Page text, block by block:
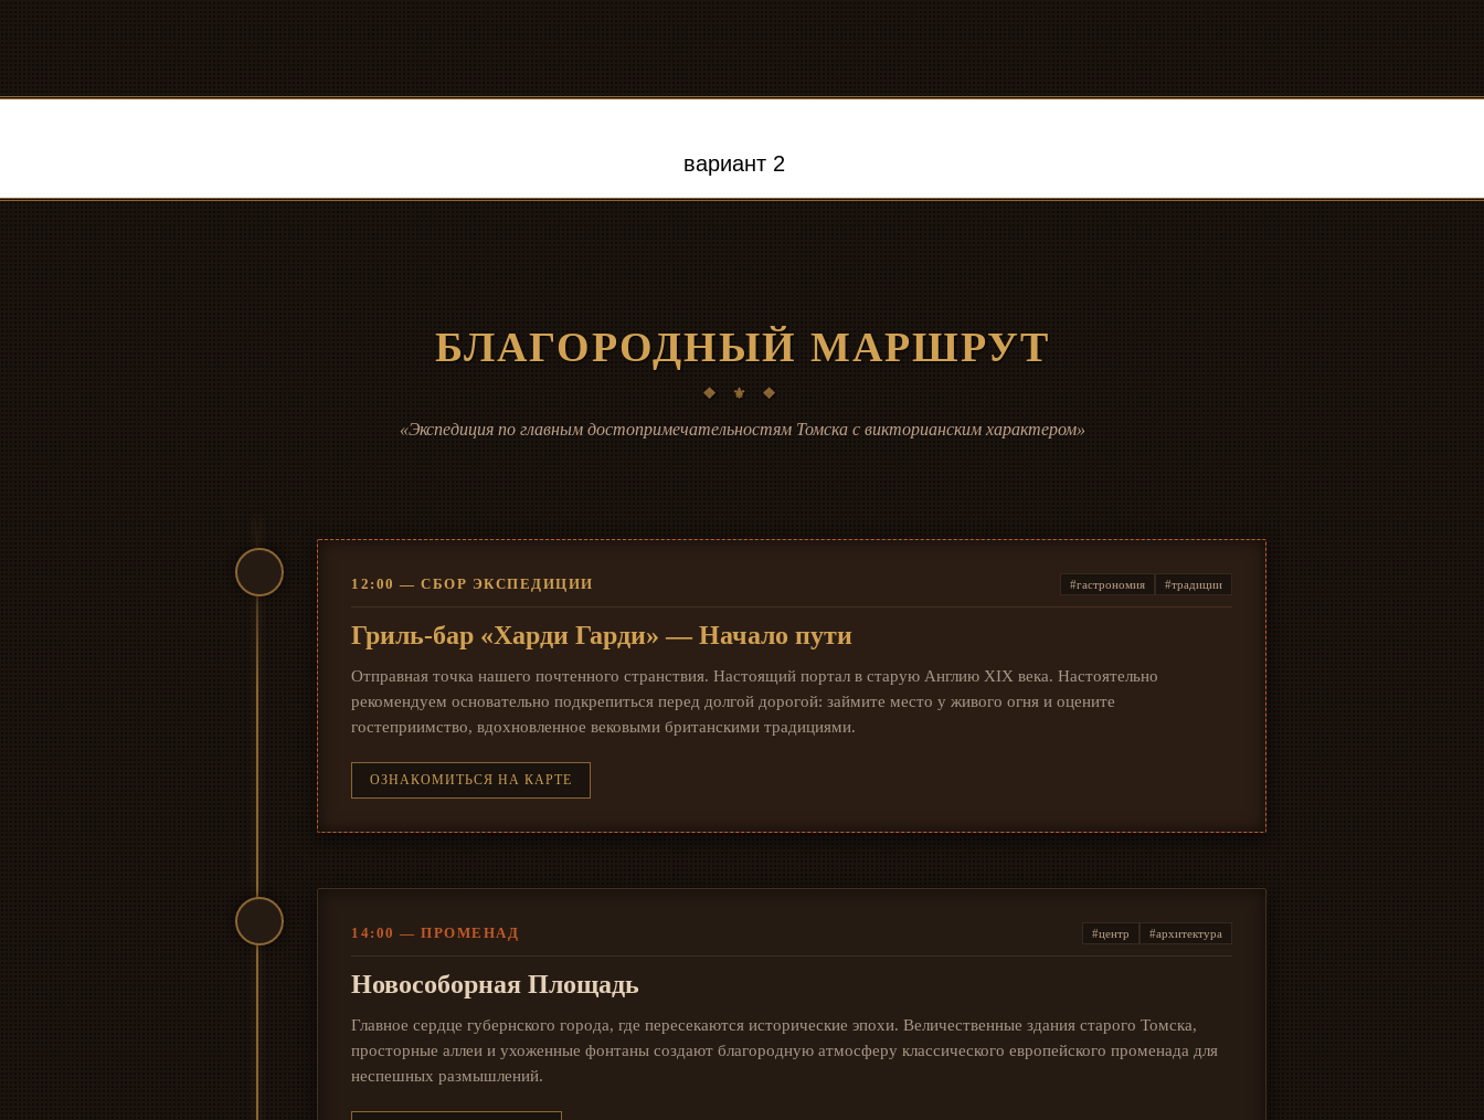
вариант 2
БЛАГОРОДНЫЙ МАРШРУТ
«Экспедиция по главным достопримечательностям Томска с викторианским характером»
12:00 — СБОР ЭКСПЕДИЦИИ #гастрономия #традиции
Гриль-бар «Харди Гарди» — Начало пути
Отправная точка нашего почтенного странствия. Настоящий портал в старую Англию XIX века. Настоятельно
рекомендуем основательно подкрепиться перед долгой дорогой: займите место у живого огня и оцените
гостеприимство, вдохновленное вековыми британскими традициями.
ОЗНАКОМИТЬСЯ НА КАРТЕ
14:00 — ПРОМЕНАД #центр #архитектура
Новособорная Площадь
Главное сердце губернского города, где пересекаются исторические эпохи. Величественные здания старого Томска,
просторные аллеи и ухоженные фонтаны создают благородную атмосферу классического европейского променада для
неспешных размышлений.